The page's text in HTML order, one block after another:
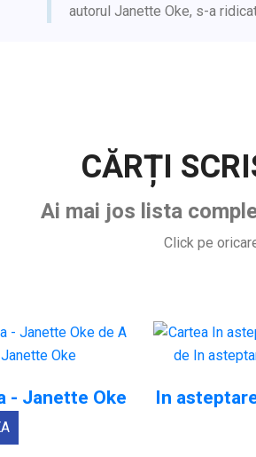
autorul Janette Oke, s-a
CĂRȚI
Ai mai jos lista
Click pe
- Janette Oke
In